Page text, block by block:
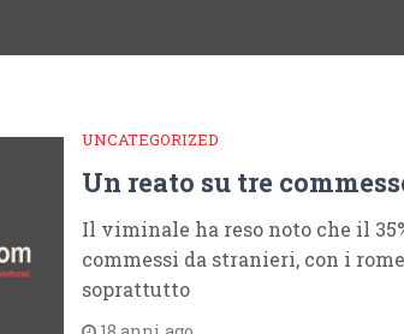
UNCATEGORIZED
Un reato su tre
Il viminale ha reso noto che il
commessi da stranieri, con i
soprattutto